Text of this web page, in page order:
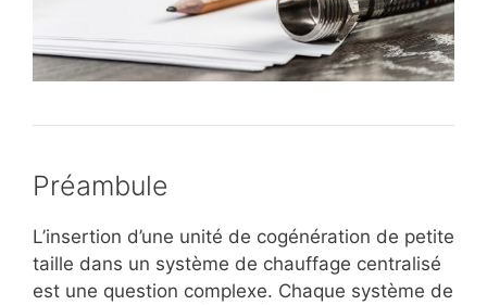
Préambule
L’insertion d’une unité de cogénération de petite
taille dans un système de chauffage centralisé
est une question complexe. Chaque système de